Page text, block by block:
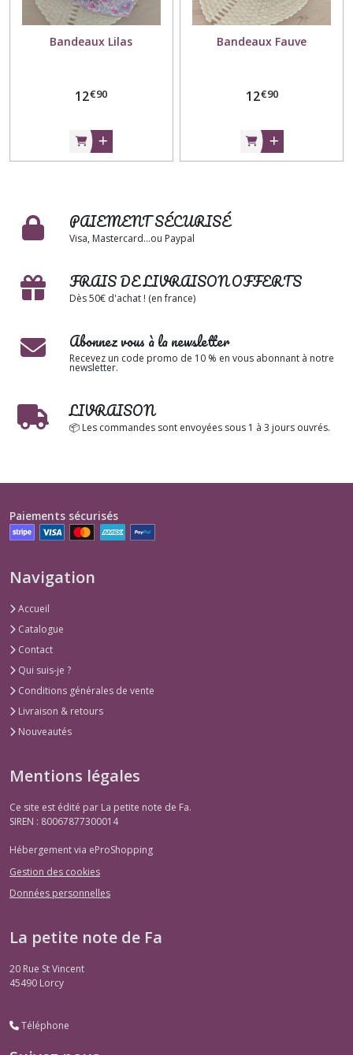
Bandeaux Lilas
12€90
Bandeaux Fauve
12€90
PAIEMENT SÉCURISÉ
Visa, Mastercard...ou Paypal
FRAIS DE LIVRAISON OFFERTS
Dès 50€ d'achat ! (en france)
Abonnez vous à la newsletter
Recevez un code promo de 10 % en vous abonnant à notre
newsletter.
LIVRAISON
📦 Les commandes sont envoyées sous 1 à 3 jours ouvrés.
Paiements sécurisés
Navigation
Accueil
Catalogue
Contact
Qui suis-je ?
Conditions générales de vente
Livraison & retours
Nouveautés
Mentions légales
Ce site est édité par La petite note de Fa.
SIREN : 80067877300014
Hébergement via eProShopping
Gestion des cookies
Données personnelles
La petite note de Fa
20 Rue St Vincent
45490 Lorcy
Téléphone